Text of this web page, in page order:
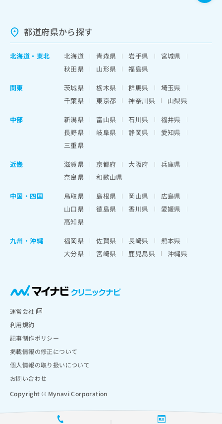
都道府県から探す
北海道 ・ 東北 北海道 青森県 岩手県
宮城県
秋田県
山形県
福島県
関東
茨城県 栃木県 群馬県
埼玉県
千葉県
東京都 神奈川県
山梨県
中部
新潟県 富山県 石川県
福井県
長野県
岐阜県 静岡県
愛知県
三重県
近畿
滋賀県 京都府 大阪府
兵庫県
奈良県
和歌山県
中国・四国
鳥取県 島根県 岡山県
広島県
山口県
徳島県 香川県
愛媛県
高知県
九州・沖縄
福岡県 佐賀県 長崎県
熊本県
大分県
宮崎県 鹿児島県 沖縄県
運営会社
利用規約
記事制作ポリシー
掲載情報の修正について
個人情報の取り扱いについて
お問い合わせ
Copyright © Mynavi Corporation